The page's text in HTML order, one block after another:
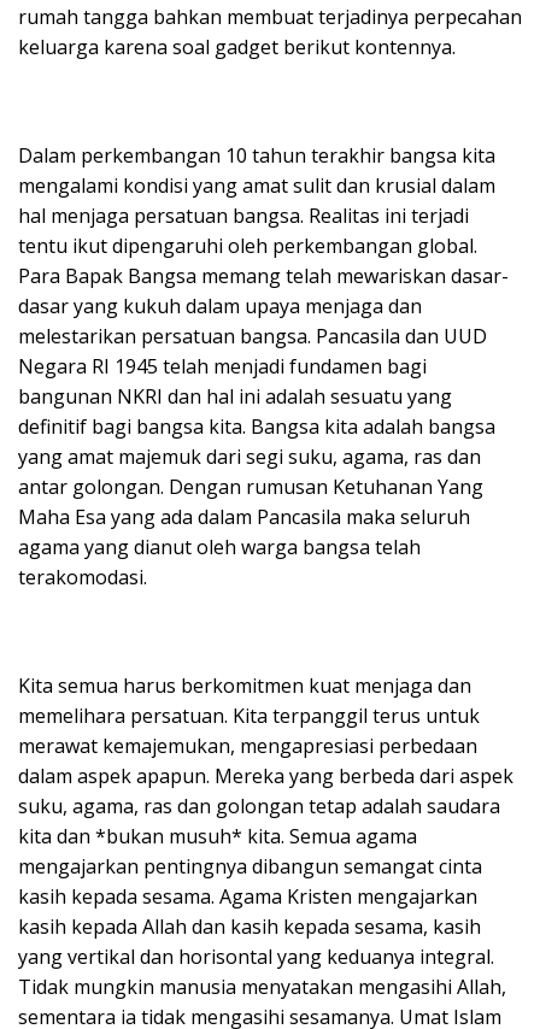
rumah tangga bahkan membuat terjadinya perpecahan
keluarga karena soal gadget berikut kontennya.
Dalam perkembangan 10 tahun terakhir bangsa kita
mengalami kondisi yang amat sulit dan krusial dalam
hal menjaga persatuan bangsa. Realitas ini terjadi
tentu ikut dipengaruhi oleh perkembangan global.
Para Bapak Bangsa memang telah mewariskan dasar-
dasar yang kukuh dalam upaya menjaga dan
melestarikan persatuan bangsa. Pancasila dan UUD
Negara RI 1945 telah menjadi fundamen bagi
bangunan NKRI dan hal ini adalah sesuatu yang
definitif bagi bangsa kita. Bangsa kita adalah bangsa
yang amat majemuk dari segi suku, agama, ras dan
antar golongan. Dengan rumusan Ketuhanan Yang
Maha Esa yang ada dalam Pancasila maka seluruh
agama yang dianut oleh warga bangsa telah
terakomodasi.
Kita semua harus berkomitmen kuat menjaga dan
memelihara persatuan. Kita terpanggil terus untuk
merawat kemajemukan, mengapresiasi perbedaan
dalam aspek apapun. Mereka yang berbeda dari aspek
suku, agama, ras dan golongan tetap adalah saudara
kita dan *bukan musuh* kita. Semua agama
mengajarkan pentingnya dibangun semangat cinta
kasih kepada sesama. Agama Kristen mengajarkan
kasih kepada Allah dan kasih kepada sesama, kasih
yang vertikal dan horisontal yang keduanya integral.
Tidak mungkin manusia menyatakan mengasihi Allah,
sementara ia tidak mengasihi sesamanya. Umat Islam